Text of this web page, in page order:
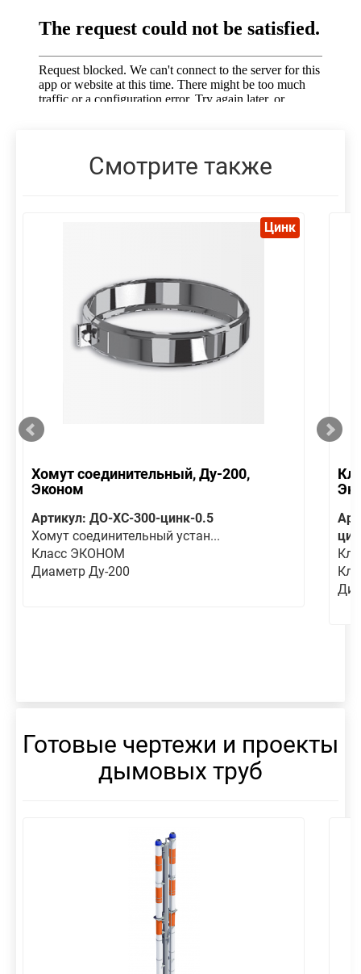
Смотрите также
Цинк
Хомут соединительный, Ду-200,
Эконом
Артикул: ДО-ХС-300-цинк-0.5
Хомут соединительный устан...
Класс ЭКОНОМ
Диаметр Ду-200
Готовые чертежи и проекты
дымовых труб